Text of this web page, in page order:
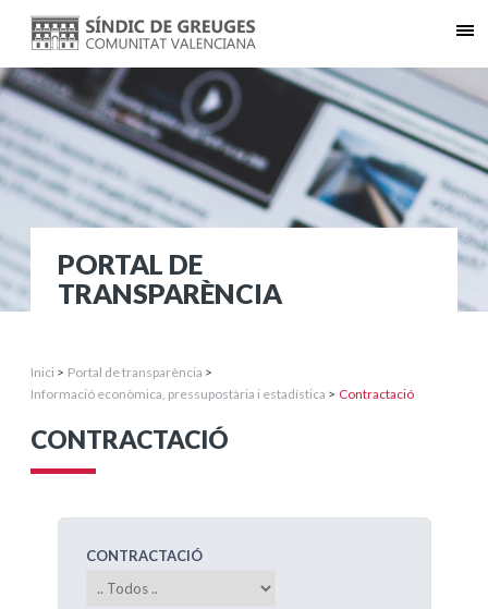
PORTAL DE
TRANSPARÈNCIA
Inici > Portal de transparència >
Informació econòmica, pressupostària i estadística > Contractació
CONTRACTACIÓ
CONTRACTACIÓ